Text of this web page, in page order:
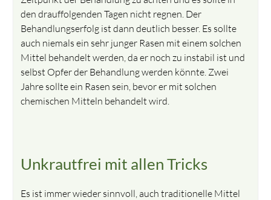
den drauffolgenden Tagen nicht regnen. Der
Behandlungserfolg ist dann deutlich besser. Es sollte
auch niemals ein sehr junger Rasen mit einem solchen
Mittel behandelt werden, da er noch zu instabil ist und
selbst Opfer der Behandlung werden könnte. Zwei
Jahre sollte ein Rasen sein, bevor er mit solchen
chemischen Mitteln behandelt wird.
Unkrautfrei mit allen Tricks
Es ist immer wieder sinnvoll, auch traditionelle Mittel